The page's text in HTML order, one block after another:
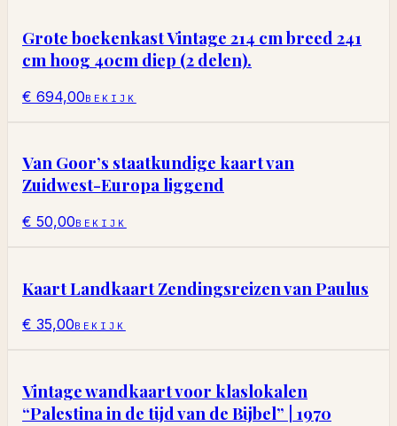
Grote boekenkast Vintage 214 cm breed 241
cm hoog 40cm diep (2 delen).
€ 694,00BEKIJK
Van Goor’s staatkundige kaart van
Zuidwest-Europa liggend
€ 50,00BEKIJK
Kaart Landkaart Zendingsreizen van Paulus
€ 35,00BEKIJK
Vintage wandkaart voor klaslokalen
“Palestina in de tijd van de Bijbel” | 1970